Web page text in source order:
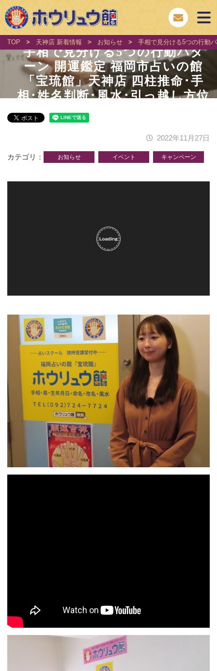
TOP > 天神店 新着情報 > お知らせ > 手相で見分ける5つの行動
手相で見分ける5つの行動パタ
ーン 開運鑑定 福岡市占いの館
「宝琉館」天神店 四柱推命･手
相･姓名判断･風水･引っ越し方位
2022年11月27日
カテゴリ お知らせ イベント キャンペーン